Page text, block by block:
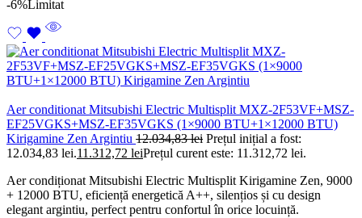
-6%Limitat
Aer conditionat Mitsubishi Electric Multisplit MXZ-2F53VF+MSZ-
EF25VGKS+MSZ-EF35VGKS (1×9000 BTU+1×12000 BTU)
Kirigamine Zen Argintiu 12.034,83lei Prețul inițial a fost:
12.034,83 lei.11.312,72 leiPrețul curent este: 11.312,72 lei.
Aer condiționat Mitsubishi Electric Multisplit Kirigamine Zen, 9000
+ 12000 BTU, eficiență energetică A++, silențios și cu design
elegant argintiu, perfect pentru confortul în orice locuință.